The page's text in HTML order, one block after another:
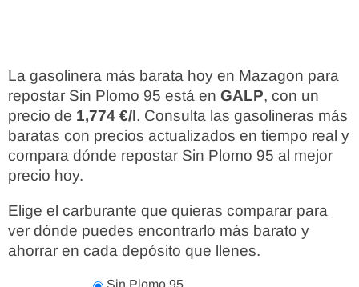
La gasolinera más barata hoy en Mazagon para
repostar Sin Plomo 95 está en GALP, con un
precio de 1,774 €/l. Consulta las gasolineras más
baratas con precios actualizados en tiempo real y
compara dónde repostar Sin Plomo 95 al mejor
precio hoy.
Elige el carburante que quieras comparar para
ver dónde puedes encontrarlo más barato y
ahorrar en cada depósito que llenes.
Sin Plomo 95